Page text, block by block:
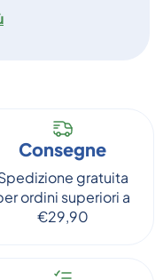
Consegne
gratuita
ordini superiori a
€29,90